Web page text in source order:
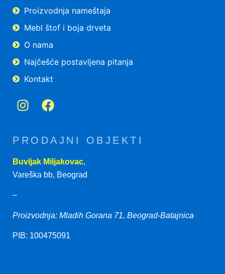
Proizvodnja nameštaja
Mebl štof i boja drveta
O nama
Najčešće postavljena pitanja
Kontakt
PRODAJNI OBJEKTI
Buvljak Miljakovac,
Vareška bb, Beograd
–
Proizvodnja: Mladih Gorana 71, Beograd-Batajnica
PIB: 100475091